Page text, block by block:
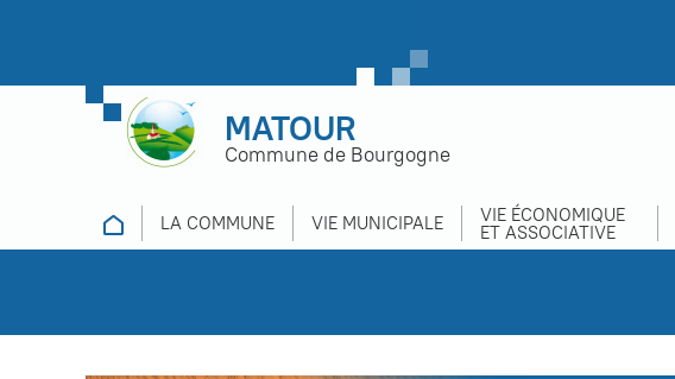
MATOUR
Commune de Bourgogne
LA COMMUNE VIE MUNICIPALE VIE ÉCONOMIQUE
ET ASSOCIATIVE